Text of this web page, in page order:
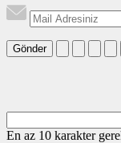
Gönder
En az 10 karakter